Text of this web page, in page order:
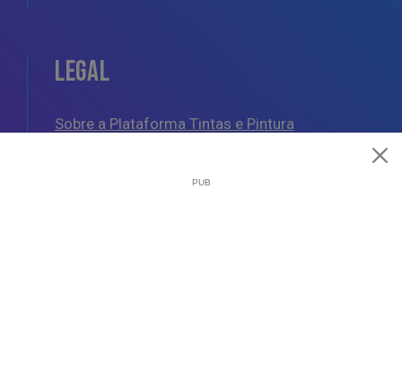
LEGAL
Sobre a Plataforma Tintas e Pintura